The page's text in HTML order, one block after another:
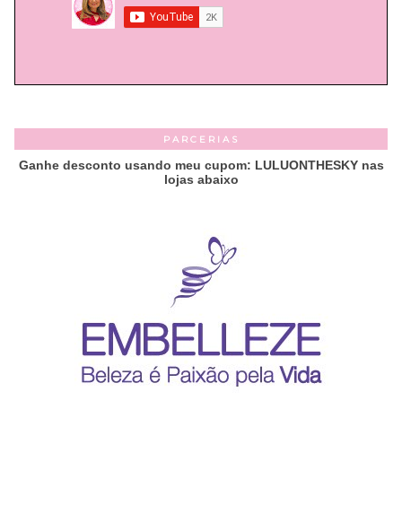
PARCERIAS
Ganhe desconto usando meu cupom: LULUONTHESKY nas
lojas abaixo